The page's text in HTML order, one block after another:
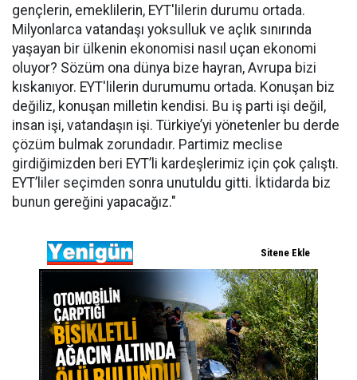
gençlerin, emeklilerin, EYT'lilerin durumu ortada.
Milyonlarca vatandaşı yoksulluk ve açlık sınırında
yaşayan bir ülkenin ekonomisi nasıl uçan ekonomi
oluyor? Sözüm ona dünya bize hayran, Avrupa bizi
kıskanıyor. EYT'lilerin durumumu ortada. Konuşan biz
değiliz, konuşan milletin kendisi. Bu iş parti işi değil,
insan işi, vatandaşın işi. Türkiye’yi yönetenler bu derde
çözüm bulmak zorundadır. Partimiz meclise
girdiğimizden beri EYT’li kardeşlerimiz için çok çalıştı.
EYT’liler seçimden sonra unutuldu gitti. İktidarda biz
bunun gereğini yapacağız."